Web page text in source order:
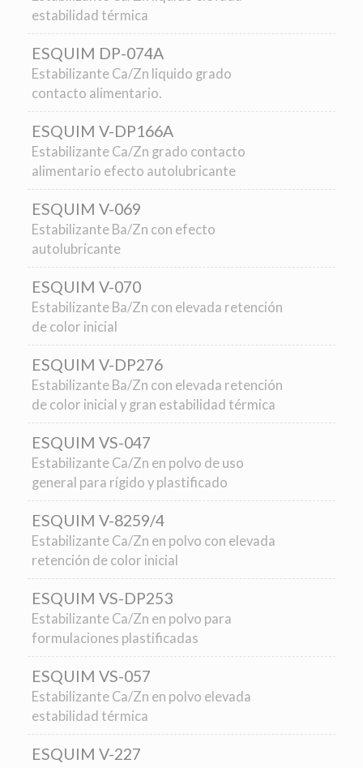
estabilidad térmica
ESQUIM DP-074A
Estabilizante Ca/Zn liquido grado
contacto alimentario.
ESQUIM V-DP166A
Estabilizante Ca/Zn grado contacto
alimentario efecto autolubricante
ESQUIM V-069
Estabilizante Ba/Zn con efecto
autolubricante
ESQUIM V-070
Estabilizante Ba/Zn con elevada retención
de color inicial
ESQUIM V-DP276
Estabilizante Ba/Zn con elevada retención
de color inicial y gran estabilidad térmica
ESQUIM VS-047
Estabilizante Ca/Zn en polvo de uso
general para rígido y plastificado
ESQUIM V-8259/4
Estabilizante Ca/Zn en polvo con elevada
retención de color inicial
ESQUIM VS-DP253
Estabilizante Ca/Zn en polvo para
formulaciones plastificadas
ESQUIM VS-057
Estabilizante Ca/Zn en polvo elevada
estabilidad térmica
ESQUIM V-227